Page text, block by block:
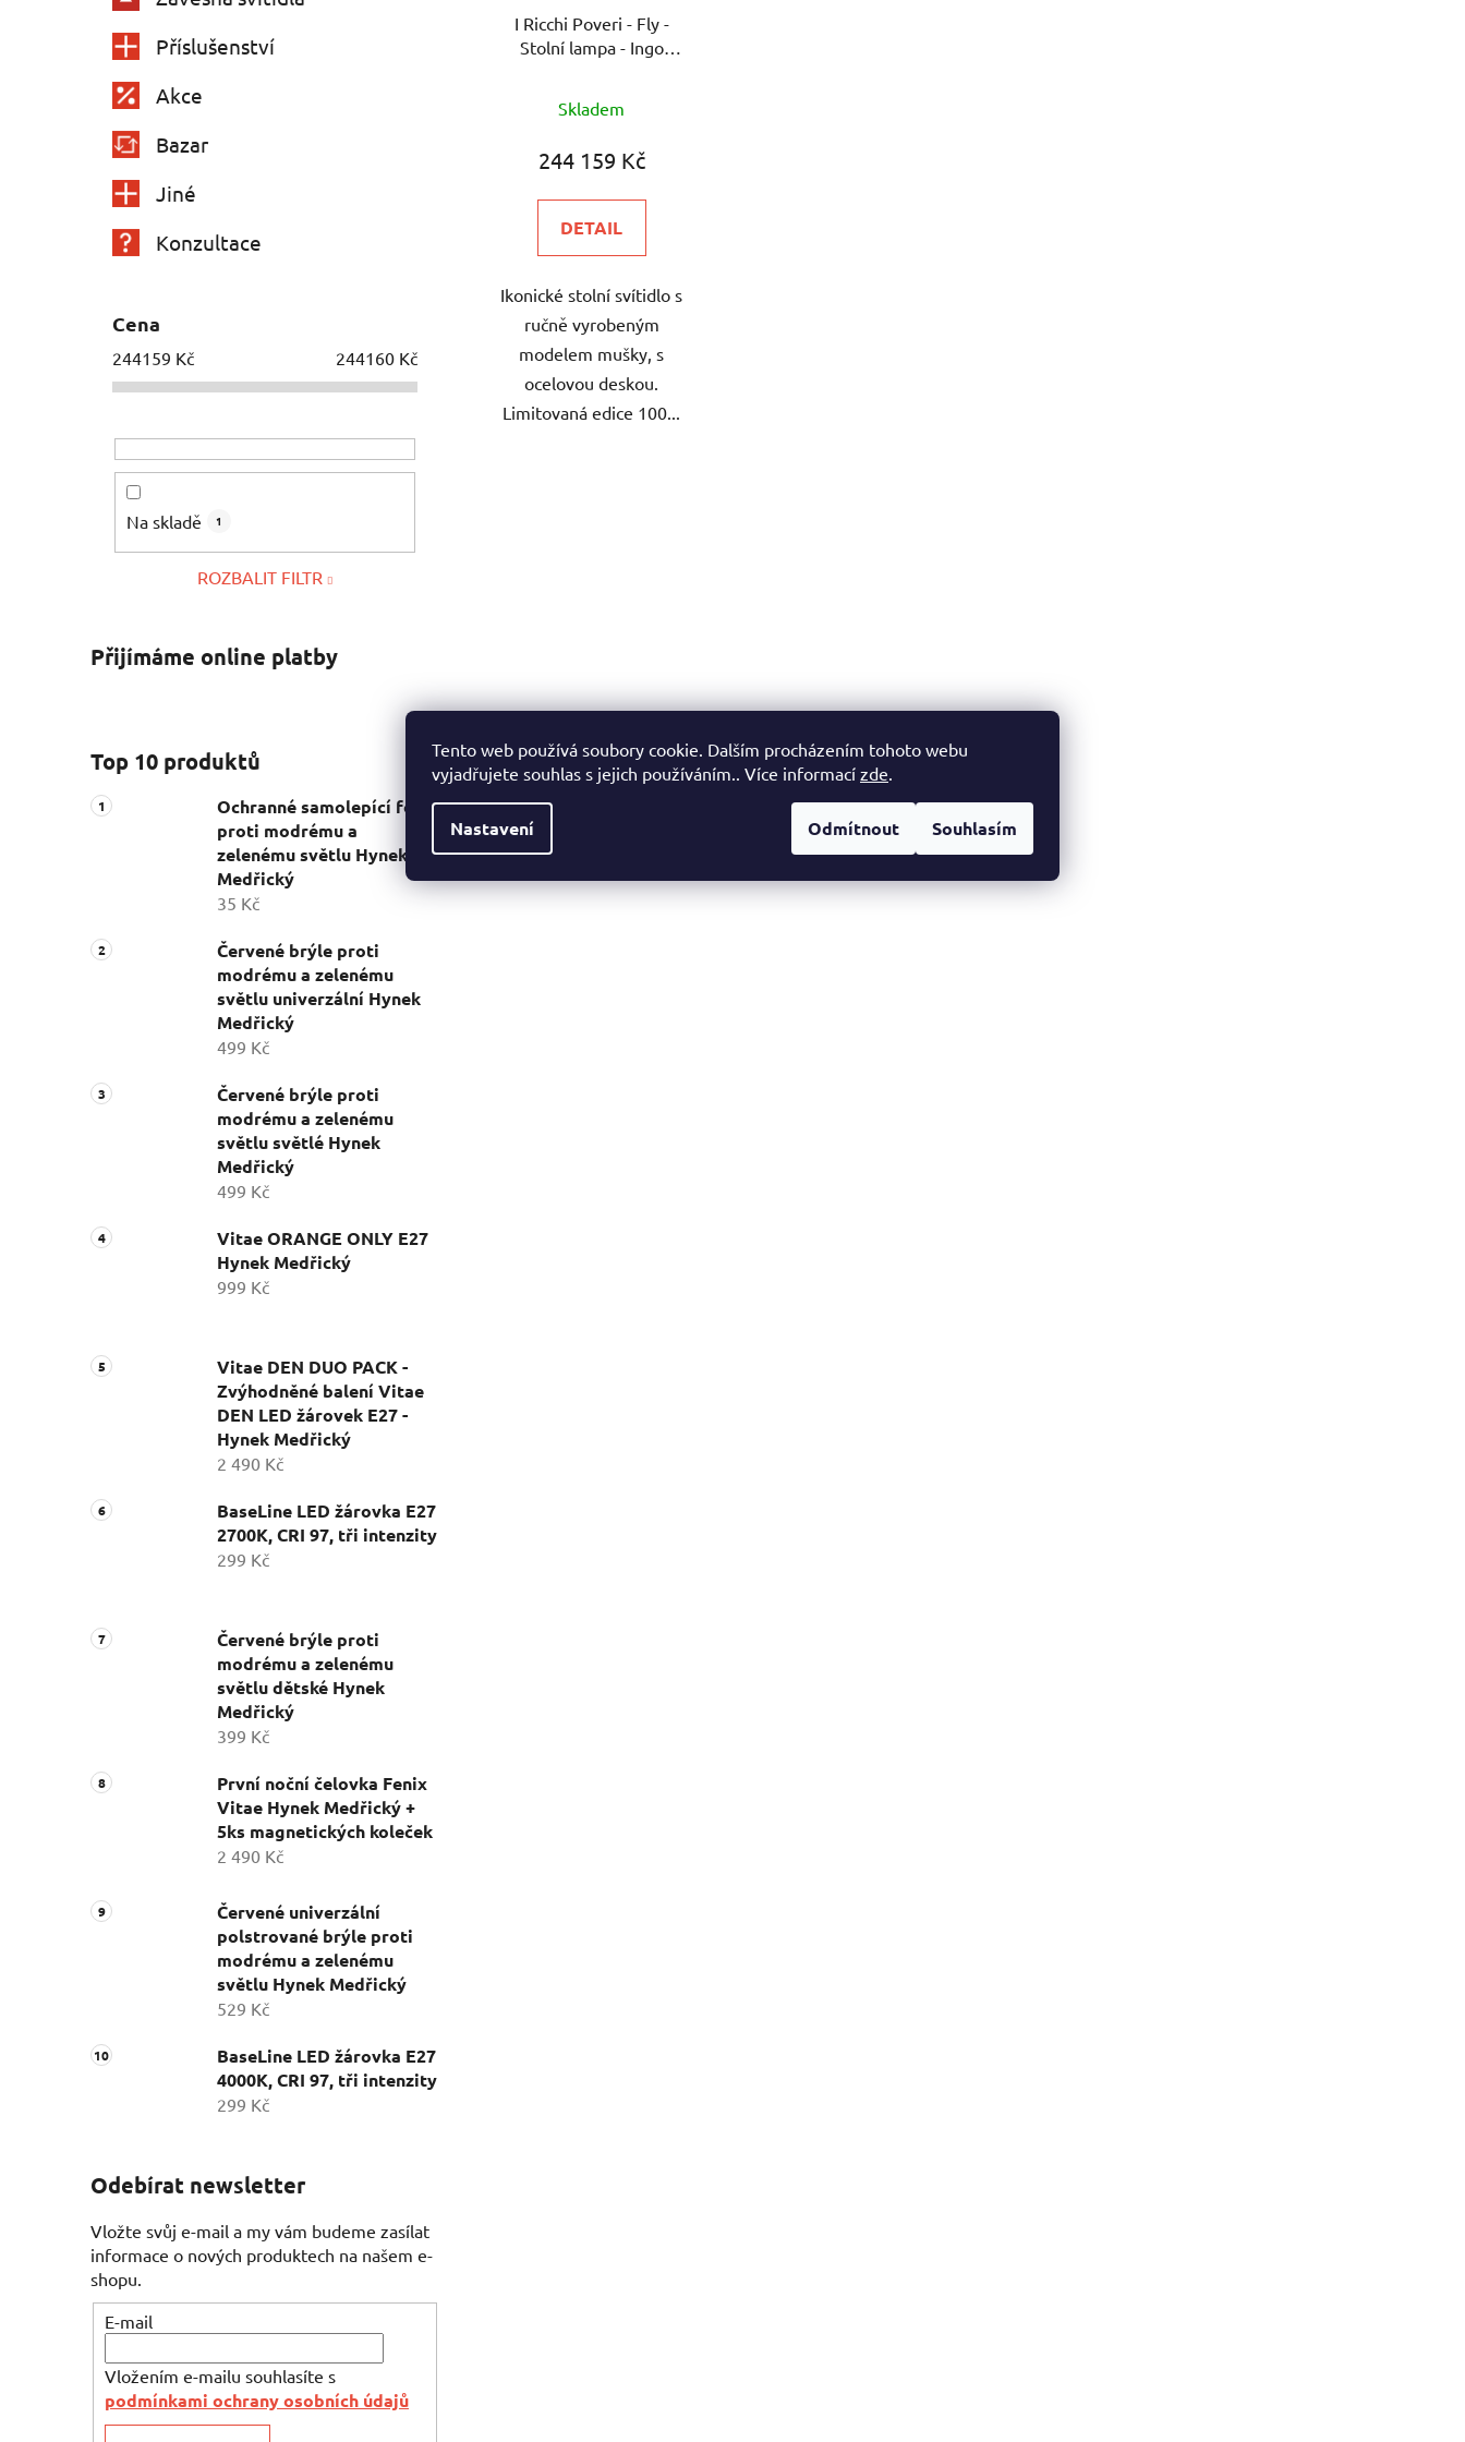
Tento web používá soubory cookie. Dalším procházením tohoto webu
vyjadřujete souhlas s jejich používáním.. Více informací zde.
Nastavení Odmítnout Souhlasím
Příslušenství
Akce
Bazar
Jiné
Konzultace
Cena
244159 Kč 244160 Kč
Na skladě 1
ROZBALIT FILTR
Přijímáme online platby
Top 10 produktů
Ochranné samolepící fólie
proti modrému a
zelenému světlu Hynek
Medřický
35 Kč
Červené brýle proti
modrému a zelenému
světlu univerzální Hynek
Medřický
499 Kč
Červené brýle proti
modrému a zelenému
světlu světlé Hynek
Medřický
499 Kč
Vitae ORANGE ONLY E27
Hynek Medřický
999 Kč
Vitae DEN DUO PACK -
Zvýhodněné balení Vitae
DEN LED žárovek E27 -
Hynek Medřický
2 490 Kč
BaseLine LED žárovka E27
2700K, CRI 97, tři intenzity
299 Kč
Červené brýle proti
modrému a zelenému
světlu dětské Hynek
Medřický
399 Kč
První noční čelovka Fenix
Vitae Hynek Medřický +
5ks magnetických koleček
2 490 Kč
Červené univerzální
polstrované brýle proti
modrému a zelenému
světlu Hynek Medřický
529 Kč
BaseLine LED žárovka E27
4000K, CRI 97, tři intenzity
299 Kč
Odebírat newsletter
Vložte svůj e-mail a my vám budeme zasílat
informace o nových produktech na našem e-
shopu.
E-mail
Vložením e-mailu souhlasíte s
podmínkami ochrany osobních údajů
r
I Ricchi Poveri - Fly -
Stolní lampa - Ingo
Skladem
244 159 Kč
DETAIL
Ikonické stolní svítidlo s
ručně vyrobeným
modelem mušky, s
ocelovou deskou.
Limitovaná edice 100...
r
k
v
p
s